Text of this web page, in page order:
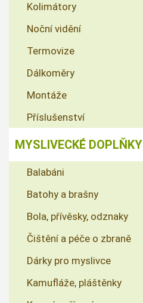
Kolimátory
Noční vidění
Termovize
Dálkoměry
Montáže
Příslušenství
MYSLIVECKÉ DOPLŇKY
Balabáni
Batohy a brašny
Bola, přívěsky, odznaky
Čištění a péče o zbraně
Dárky pro myslivce
Kamufláže, pláštěnky